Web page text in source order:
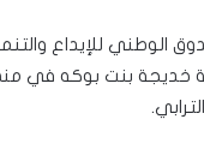
خديجة بنت بوكه في